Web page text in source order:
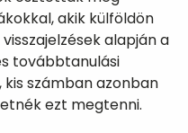
akik külföldön
alapján a
továbbtanulási
számban azonban
ezt megtenni.